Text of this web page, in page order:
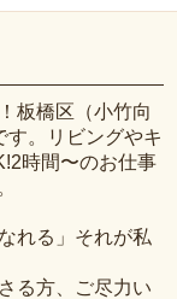
板橋区（小竹向
す。リビングやキ
時間〜のお仕事
れる」それが私
る方、ご尽力い